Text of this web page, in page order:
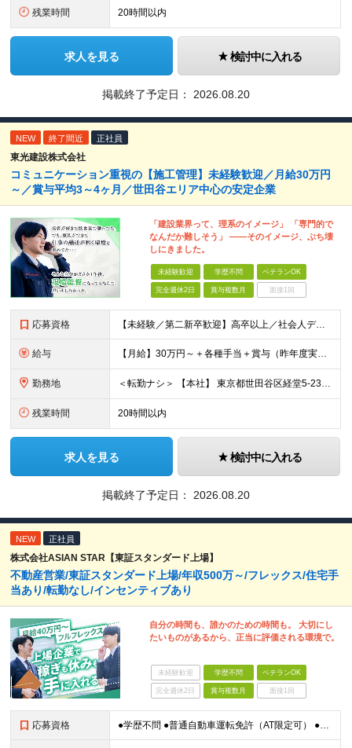
残業時間 20時間以内
求人を見る 検討中に入れる
掲載終了予定日： 2026.08.20
NEW 終了間近 正社員
東光建設株式会社
コミュニケーション重視の【施工管理】未経験歓迎／月給30万円
～／賞与平均3～4ヶ月／世田谷エリア中心の安定企業
「建設業界って、理系のイメージ」 「専門的で
なんだか難しそう」 ――そのイメージ、ぶち壊
しにきました。
未経験歓迎 学歴不問 ベテランOK
完全週休2日 賞与複数月 面接1回
応募資格 【未経験／第二新卒歓迎】高卒以上／社会人デビュー◎／ブランク有◎／■要普免 入社時点に、特別な知識やスキル・経験は一切必要なし！ すべて入社後に、当社で身につけていただけるので 安心してください♪
給与 【月給】30万円～＋各種手当＋賞与（昨年度実績：3～4ヶ月） ※上記月給には固定残業時間（10h分／2万円以上）を含みます。 超過分は別途支給いたします。 ■未経験・1年目の想定年収：420万円
勤務地 ＜転勤ナシ＞ 【本社】 東京都世田谷区経堂5-23-15
残業時間 20時間以内
求人を見る 検討中に入れる
掲載終了予定日： 2026.08.20
NEW 正社員
株式会社ASIAN STAR【東証スタンダード上場】
不動産営業/東証スタンダード上場/年収500万～/フレックス/住宅手
当あり/転勤なし/インセンティブあり
自分の時間も、誰かのための時間も。 大切にし
たいものがあるから、正当に評価される環境で。
未経験歓迎 学歴不問 ベテランOK
完全週休2日 賞与複数月 面接1回
応募資格 ●学歴不問 ●普通自動車運転免許（AT限定可） ●不動産業界での営業経験をお持ちの方 ●ブランクOK ～こんな方を求めています～ ・目標を意識して行動することができる人 ・指示待ちではなく自身で考え